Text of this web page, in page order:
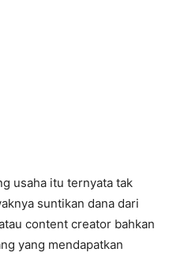
usaha itu ternyata tak
suntikan dana dari
content creator bahkan
yang mendapatkan